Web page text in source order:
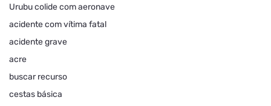
Urubu colide com aeronave
acidente com vítima fatal
acidente grave
acre
buscar recurso
cestas básica